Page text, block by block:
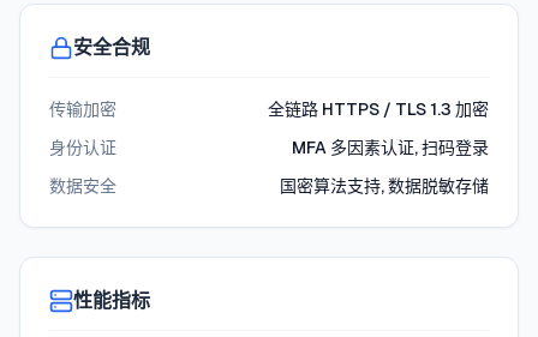
安全合规
传输加密
全链路 HTTPS / TLS 1.3 加密
身份认证
MFA 多因素认证, 扫码登录
数据安全
国密算法支持, 数据脱敏存储
性能指标